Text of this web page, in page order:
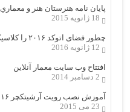
پایان نامه هنرستان هنر و معماري
18 ژانویه 2015
چطور فضای اتوکد ۲۰۱۶ را کلاسیک کنیم؟
12 ژانویه 2016
افتتاح وب سایت معمار آنلاین
2 دسامبر 2014
آموزش نصب رویت آرشیتکچر ۲۰۱۶
23 می 2015